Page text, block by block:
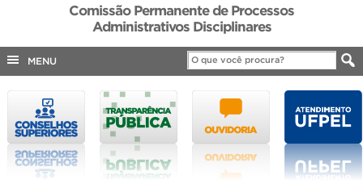
Acesso à informação
Legislação
Canais
ACESSO À INFORMAÇÃO
COBALTO
EDITAIS
INTERNACIONAL
OUVIDORIA
Comissão Permanente de Processos
Administrativos Disciplinares
MENU